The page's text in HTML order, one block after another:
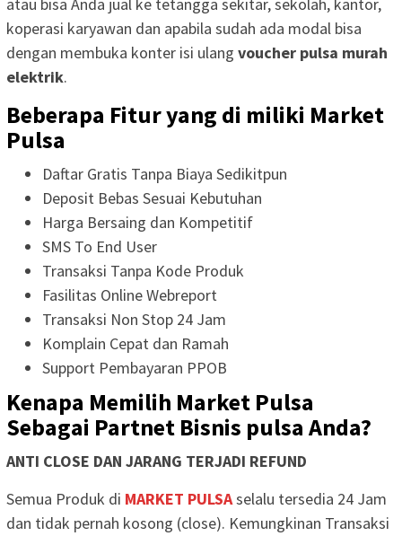
koperasi karyawan dan apabila sudah ada modal bisa
dengan membuka konter isi ulang voucher pulsa murah
elektrik.
Beberapa Fitur yang di miliki Market
Pulsa
Daftar Gratis Tanpa Biaya Sedikitpun
Deposit Bebas Sesuai Kebutuhan
Harga Bersaing dan Kompetitif
SMS To End User
Transaksi Tanpa Kode Produk
Fasilitas Online Webreport
Transaksi Non Stop 24 Jam
Komplain Cepat dan Ramah
Support Pembayaran PPOB
Kenapa Memilih Market Pulsa
Sebagai Partnet Bisnis pulsa Anda?
ANTI CLOSE DAN JARANG TERJADI REFUND
Semua Produk di MARKET PULSAselalu tersedia 24 Jam
dan tidak pernah kosong (close). Kemungkinan Transaksi